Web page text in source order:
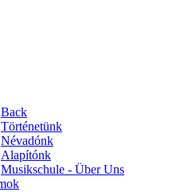
Back
Történetünk
Névadónk
Alapítónk
Musikschule - Über Uns